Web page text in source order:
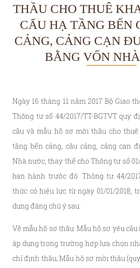
Liên hệ
THẦU CHO THUÊ
CẤU HẠ TẦNG BẾN
CẢNG, CẢNG CẠN
BẰNG VỐN
Ngày 16 tháng 11 năm 2017 Bộ Giao
Thông tư số 44/2017/TT-BGTVT quy
cầu và mẫu hồ sơ mời thầu cho
tầng bến cảng, cầu cảng, cảng cạn
Nhà nước, thay thế cho Thông tư số
ban hành trước đó. Thông tư 44/
thức có hiệu lực từ ngày 01/01/2018,
dung đáng chú ý sau:
Về mẫu hồ sơ thầu: Mẫu hồ sơ yêu
áp dụng trong trường hợp lựa chọn
chỉ định thầu; Mẫu hồ sơ mời thầu